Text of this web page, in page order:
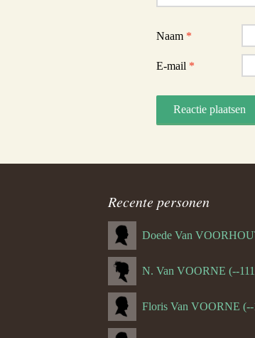
Naam *
E-mail *
Recente personen
N. Van VOORNE (--
Floris Van VOORNE (--